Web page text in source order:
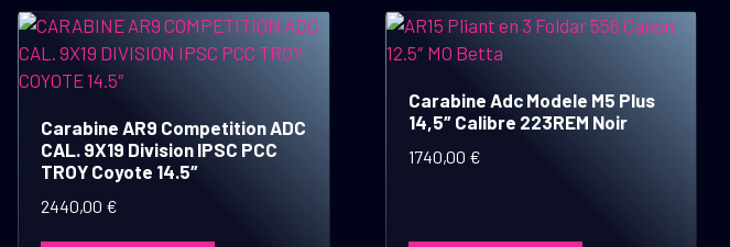
Carabine AR9 Competition ADC
CAL. 9X19 Division IPSC PCC
TROY Coyote 14.5″
2440,00 €
Carabine Adc Modele M5 Plus
14,5″ Calibre 223REM Noir
1740,00 €